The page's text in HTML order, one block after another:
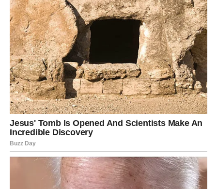
dela koja će nastati iz ove jedinstvene simbioze između
generacija. U svakom slučaju, Brena i Prijovićka ostaju ključne
figure koje će oblikovati budućnost muzičke industrije Balkana.